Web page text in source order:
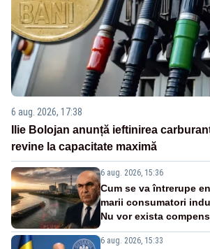
6 aug. 2026, 17:38
Ilie Bolojan anunță ieftinirea
revine la capacitate maximă
6 aug. 2026, 15:36
Cum se va întrerupe
marii consumatori
Nu vor exista
6 aug. 2026, 15:33